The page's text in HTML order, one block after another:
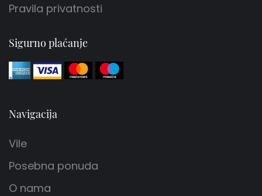
Pravila privatnosti
Sigurno plaćanje
Navigacija
Vile
Posebna ponuda
O nama